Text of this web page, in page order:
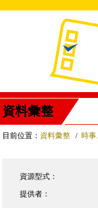
資料彙整
目前位置： 資料彙整 / 時
資源型式：
提供者：